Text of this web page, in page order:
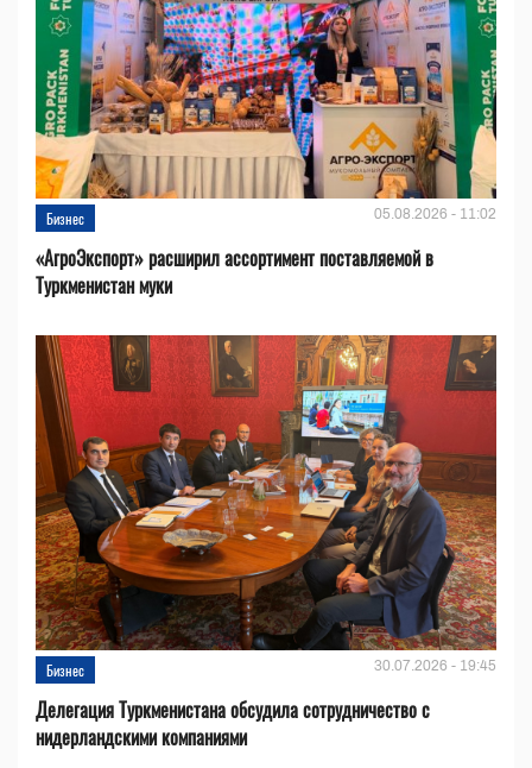
Бизнес 05.08.2026 - 11:02
«АгроЭкспорт» расширил ассортимент поставляемой в
Туркменистан муки
Бизнес 30.07.2026 - 19:45
Делегация Туркменистана обсудила сотрудничество с
нидерландскими компаниями